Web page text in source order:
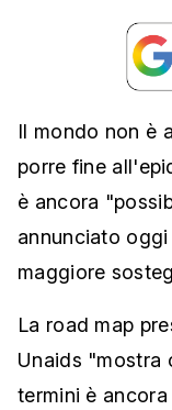
Il mondo non è
porre fine
è ancora
annunciato
maggiore
La road map
Unaids "mostra
termini è